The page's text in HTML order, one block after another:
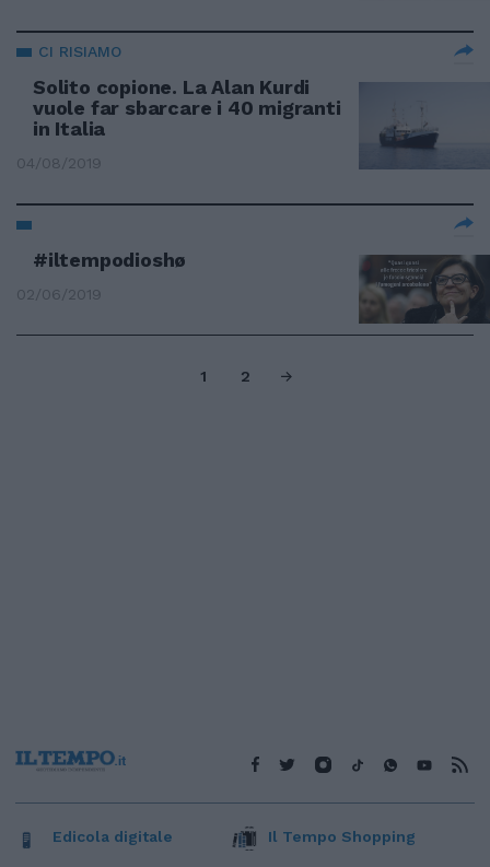
CI RISIAMO
Solito copione. La Alan Kurdi
vuole far sbarcare i 40 migranti
in Italia
04/08/2019
#iltempodioshø
02/06/2019
1 2
Edicola digitale Il Tempo Shopping